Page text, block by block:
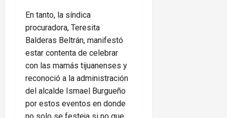
En tanto, la síndica
procuradora, Teresita
Balderas Beltrán, manifestó
estar contenta de celebrar
con las mamás tijuanenses y
reconoció a la administración
del alcalde Ismael Burgueño
por estos eventos en donde